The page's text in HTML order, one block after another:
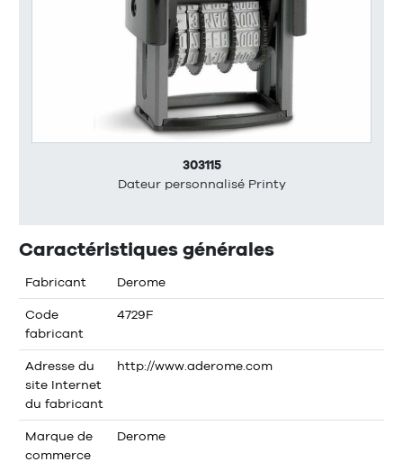
303115
Dateur personnalisé Printy
Caractéristiques générales
Fabricant Derome
Code
fabricant
4729F
Adresse du
site Internet
du fabricant
http://www.aderome.com
Marque de
commerce
Derome